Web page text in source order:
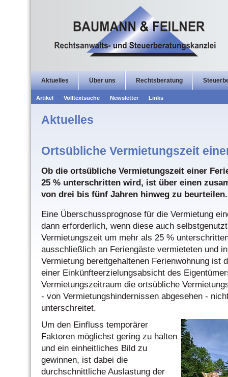
Aktuelles Über uns Rechtsberatung
Artikel Volltextsuche Newsletter Links
Aktuelles
Ortsübliche Vermietungszeit
Ob die ortsübliche Vermietungszeit einer
25 % unterschritten wird, ist über einen
von drei bis fünf Jahren hinweg zu beurteilen.
Eine Überschussprognose für die Vermietung
dann erforderlich, wenn diese auch
Vermietungszeit um mehr als 25 %
ausschließlich an Feriengäste vermieteten und
Vermietung bereitgehaltenen Ferienwohnung ist
einer Einkünfteerzielungsabsicht des
Vermietungszeitraum die ortsübliche
- von Vermietungshindernissen abgesehen -
unterschreitet.
Um den Einfluss temporärer
Faktoren möglichst gering zu halten
und ein einheitliches Bild zu
gewinnen, ist dabei die
durchschnittliche Auslastung der